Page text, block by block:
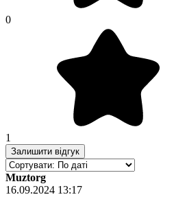
0
1
Залишити відгук
Muztorg
16.09.2024 13:17